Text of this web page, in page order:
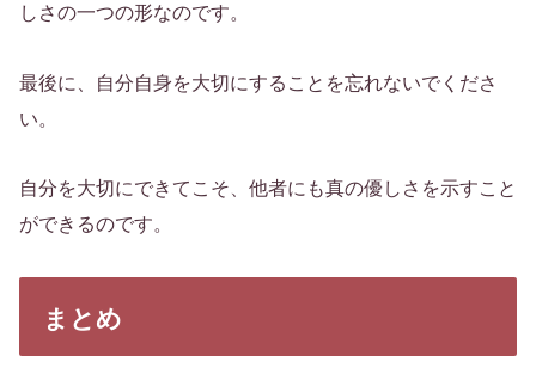
しさの一つの形なのです。
最後に、自分自身を大切にすることを忘れないでくださ
い。
自分を大切にできてこそ、他者にも真の優しさを示すこと
ができるのです。
まとめ